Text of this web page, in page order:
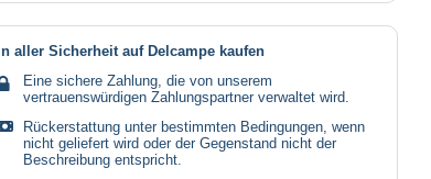
In aller Sicherheit auf Delcampe kaufen
Eine sichere Zahlung, die von unserem
vertrauenswürdigen Zahlungspartner verwaltet wird.
Rückerstattung unter bestimmten Bedingungen, wenn
nicht geliefert wird oder der Gegenstand nicht der
Beschreibung entspricht.